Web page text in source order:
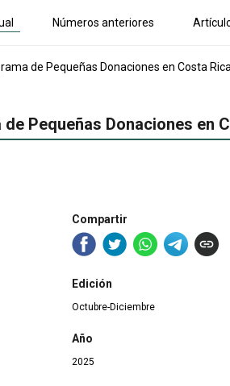
Números anteriores
de Pequeñas Donaciones en Costa
Pequeñas Donaciones en
Compartir
Edición
Octubre-Diciembre
Año
2025